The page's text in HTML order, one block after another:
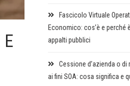
Fascicolo Virtuale
Economico: cos’è e perché
appalti pubblici
Cessione d’azienda o di
ai fini SOA: cosa significa e